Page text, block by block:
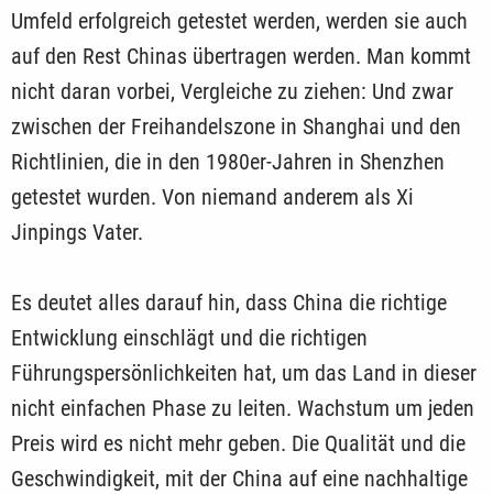
Umfeld erfolgreich getestet werden, werden sie auch
auf den Rest Chinas übertragen werden. Man kommt
nicht daran vorbei, Vergleiche zu ziehen: Und zwar
zwischen der Freihandelszone in Shanghai und den
Richtlinien, die in den 1980er-Jahren in Shenzhen
getestet wurden. Von niemand anderem als Xi
Jinpings Vater.
Es deutet alles darauf hin, dass China die richtige
Entwicklung einschlägt und die richtigen
Führungspersönlichkeiten hat, um das Land in dieser
nicht einfachen Phase zu leiten. Wachstum um jeden
Preis wird es nicht mehr geben. Die Qualität und die
Geschwindigkeit, mit der China auf eine nachhaltige